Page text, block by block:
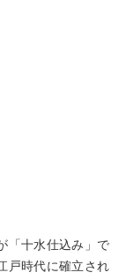
「十水仕込み」で
戸時代に確立され